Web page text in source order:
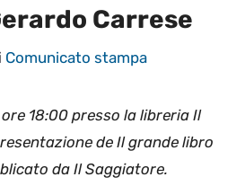
Carrese
Comunicato stampa
18:00 presso la libreria Il
de Il grande libro
da Il Saggiatore.